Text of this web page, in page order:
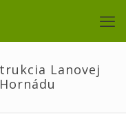
Lanovej